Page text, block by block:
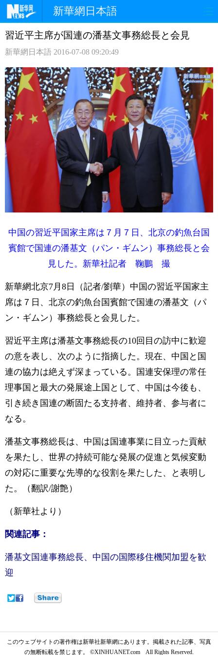
新華網日本語
ホームページ 政治 経済
観光 評論 写真
中日対訳
習近平主席が国連の潘基文事務総長と会見
新華網日本語 2016-07-08 09:20:49
中国の習近平国家主席は７月７日、北京の釣魚台国
賓館で国連の潘基文（パン・ギムン）事務総長と会
見した。新華社記者 鞠鵬 撮
新華網北京7月8日（記者/劉華）中国の習近平国家主
席は７日、北京の釣魚台国賓館で国連の潘基文（パ
ン・ギムン）事務総長と会見した。
習近平主席は潘基文事務総長の10回目の訪中に歓迎
の意を表し、次のように指摘した。現在、中国と国
連の協力は絶えず深まっている。国連安保理の常任
理事国と最大の発展途上国として、中国は今後も、
引き続き国連の断固たる支持者、維持者、参与者に
なる。
潘基文事務総長は、中国は国連事業に目立った貢献
を果たし、世界の持続可能な発展の促進と気候変動
の対応に重要な先導的な役割を果たした、と表明し
た。（翻訳/謝艶）
（新華社より）
関連記事：
潘基文国連事務総長、中国の国際移住機関加盟を歓
迎
このウェブサイトの著作権は新華社新華網にあります。掲載された記事、写真
の無断転載を禁じます。 ©XINHUANET.com All Rights Reserved.